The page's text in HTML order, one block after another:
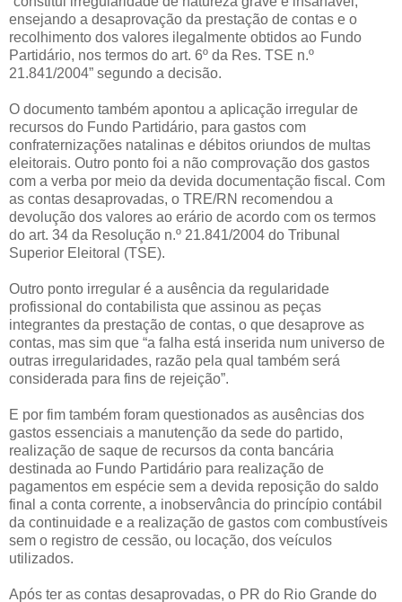
ensejando a desaprovação da prestação de contas e o
recolhimento dos valores ilegalmente obtidos ao Fundo
Partidário, nos termos do art. 6º da Res. TSE n.º
21.841/2004” segundo a decisão.
O documento também apontou a aplicação irregular de
recursos do Fundo Partidário, para gastos com
confraternizações natalinas e débitos oriundos de multas
eleitorais. Outro ponto foi a não comprovação dos gastos
com a verba por meio da devida documentação fiscal. Com
as contas desaprovadas, o TRE/RN recomendou a
devolução dos valores ao erário de acordo com os termos
do art. 34 da Resolução n.º 21.841/2004 do Tribunal
Superior Eleitoral (TSE).
Outro ponto irregular é a ausência da regularidade
profissional do contabilista que assinou as peças
integrantes da prestação de contas, o que desaprove as
contas, mas sim que “a falha está inserida num universo de
outras irregularidades, razão pela qual também será
considerada para fins de rejeição”.
E por fim também foram questionados as ausências dos
gastos essenciais a manutenção da sede do partido,
realização de saque de recursos da conta bancária
destinada ao Fundo Partidário para realização de
pagamentos em espécie sem a devida reposição do saldo
final a conta corrente, a inobservância do princípio contábil
da continuidade e a realização de gastos com combustíveis
sem o registro de cessão, ou locação, dos veículos
utilizados.
Após ter as contas desaprovadas, o PR do Rio Grande do